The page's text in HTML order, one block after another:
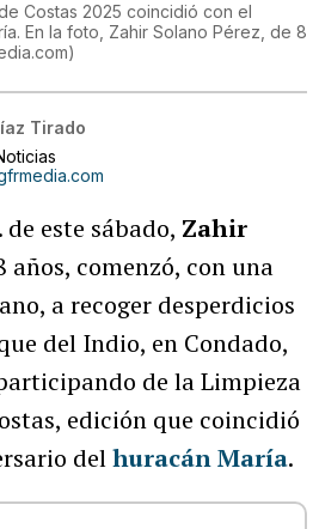
Costas 2025 coincidió con el
En la foto, Zahir Solano Pérez, de 8
)
Tirado
este sábado, Zahir
años, comenzó, con una
a recoger desperdicios
del Indio, en Condado,
de la Limpieza
edición que coincidió
delhuracán María.